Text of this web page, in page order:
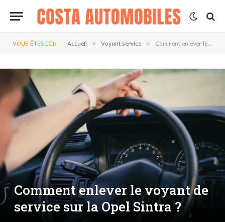
VOUS ÊTES ICI: Accueil » Voyant service » Comment enlever le voyant de service sur la Opel Sintra ?
Comment enlever le voyant de
service sur la Opel Sintra ?